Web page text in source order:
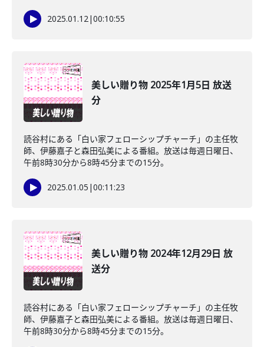
2025.01.12|00:10:55
美しい贈り物 2025年1月5日 放送
分
読谷村にある「白い家フェローシップチャーチ」の主任牧
師、伊藤嘉子と森田弘美による番組。放送は毎週日曜日、
午前8時30分から8時45分までの15分。
2025.01.05 |00:11:23
美しい贈り物 2024年12月29日 放
送分
読谷村にある「白い家フェローシップチャーチ」の主任牧
師、伊藤嘉子と森田弘美による番組。放送は毎週日曜日、
午前8時30分から8時45分までの15分。